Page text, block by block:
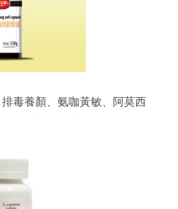
毒養顏、氨咖黃敏、阿莫西